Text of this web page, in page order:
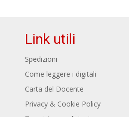
Link utili
Spedizioni
Come leggere i digitali
Carta del Docente
Privacy & Cookie Policy